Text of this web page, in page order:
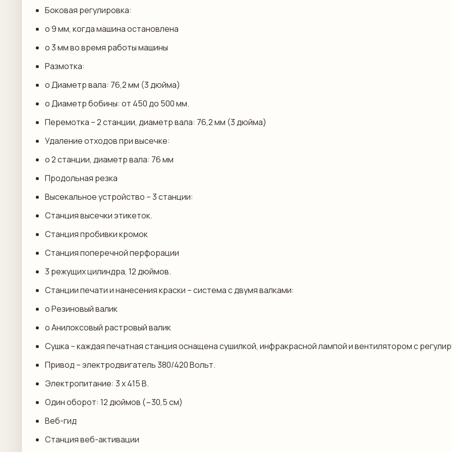
Боковая регулировка:
o 9 мм, когда машина остановлена
o 3 мм во время работы машины
Размотка:
o Диаметр вала: 76,2 мм (3 дюйма)
o Диаметр бобины: от 450 до 500 мм.
Перемотка – 2 станции, диаметр вала: 76,2 мм (3 дюйма)
Удаление отходов при высечке:
o 2 станции, диаметр вала: 76 мм
Продольная резка
Высекальное устройство – 3 станции:
Станция высечки этикеток.
Станция пробивки кромок
Станция поперечной перфорации
3 режущих цилиндра, 12 дюймов.
Станции печати и нанесения краски – система с двумя валками:
o Резиновый валик
o Анилоксовый растровый валик
Сушка – каждая печатная станция оснащена сушилкой, инфракрасной лампой и вентилятором с
Привод – электродвигатель 380/420 Вольт.
Электропитание: 3 х 415 В.
Один оборот: 12 дюймов (~30,5 см)
Веб-гид
Станция веб-активации